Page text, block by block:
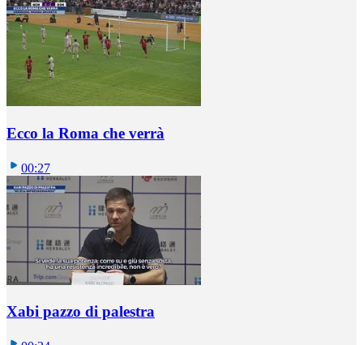
Ecco la Roma che verrà
00:27
Xabi pazzo di palestra